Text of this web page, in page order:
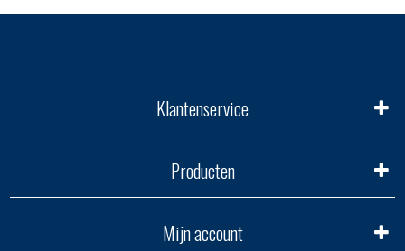
Klantenservice
Producten
Mijn account